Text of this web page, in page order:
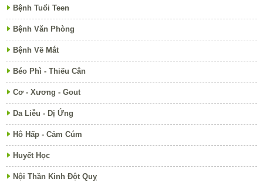
Bệnh Tuổi Teen
Bệnh Văn Phòng
Bệnh Về Mắt
Béo Phì - Thiếu Cân
Cơ - Xương - Gout
Da Liễu - Dị Ứng
Hô Hấp - Cảm Cúm
Huyết Học
Nội Thần Kinh Đột Quỵ